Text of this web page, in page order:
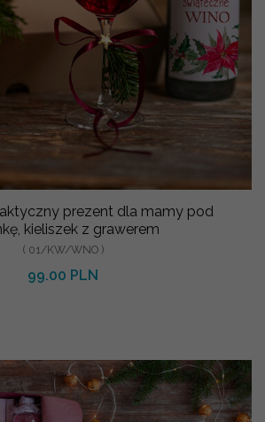
prezent dla mamy pod
kieliszek z grawerem
( 01/KW/WNO )
99.00 PLN